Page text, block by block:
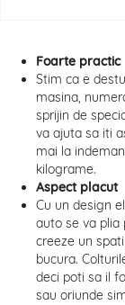
Foarte practic
Stim ca e
masina,
sprijin de
va ajuta sa iti
mai la
kilograme.
Aspect placut
Cu un design
auto se va plia
creeze un
bucura.
deci poti sa il
sau oriunde